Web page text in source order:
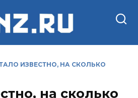
ИЗВЕСТНО, НА СКОЛЬКО
на сколько